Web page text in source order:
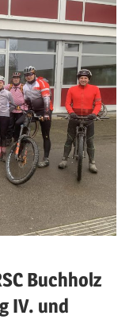
Buchholz
IV. und